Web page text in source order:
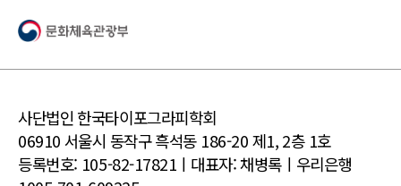
사단법인 한국타이포그라피학회
06910 서울시 동작구 흑석동 186-20 제1, 2층 1호
등록번호: 105-82-17821ㅣ대표자: 채병록ㅣ우리은행